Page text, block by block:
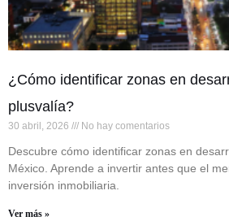
¿Cómo identificar zonas en
plusvalía?
30 abril, 2026 No hay comentarios
Descubre cómo identificar zonas en
México. Aprende a invertir antes que el
inversión inmobiliaria.
Ver más »